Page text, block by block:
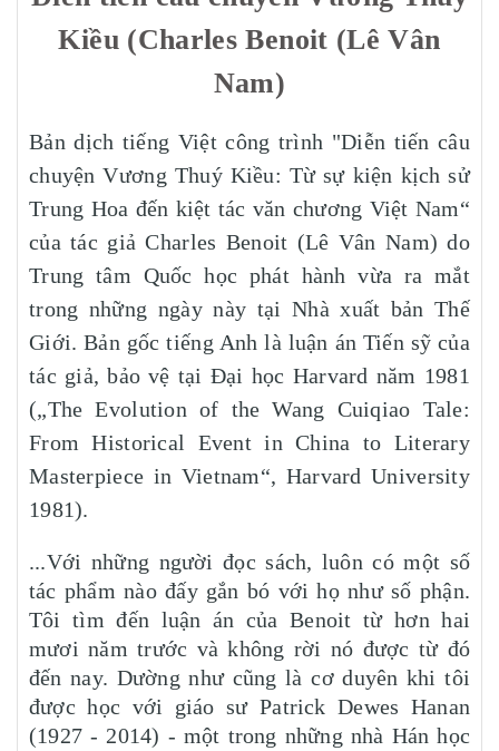
Kiều (Charles Benoit (Lê Vân
Nam)
Bản dịch tiếng Việt công trình "Diễn tiến câu
chuyện Vương Thuý Kiều: Từ sự kiện kịch sử
Trung Hoa đến kiệt tác văn chương Việt Nam“
của tác giả Charles Benoit (Lê Vân Nam) do
Trung tâm Quốc học phát hành vừa ra mắt
trong những ngày này tại Nhà xuất bản Thế
Giới. Bản gốc tiếng Anh là luận án Tiến sỹ của
tác giả, bảo vệ tại Đại học Harvard năm 1981
(„The Evolution of the Wang Cuiqiao Tale:
From Historical Event in China to Literary
Masterpiece in Vietnam“, Harvard University
1981).
...Với những người đọc sách, luôn có một số
tác phẩm nào đấy gắn bó với họ như số phận.
Tôi tìm đến luận án của Benoit từ hơn hai
mươi năm trước và không rời nó được từ đó
đến nay. Dường như cũng là cơ duyên khi tôi
được học với giáo sư Patrick Dewes Hanan
(1927 - 2014) - một trong những nhà Hán học